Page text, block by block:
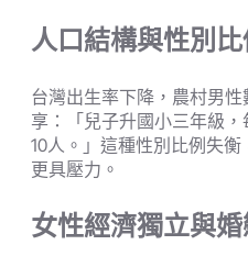
人口結構與性別
台灣出生率下降，農村男
享：「兒子升國小三年級
10人。」這種性別比例失
更具壓力。
女性經濟獨立與